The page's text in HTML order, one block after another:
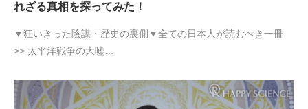
れざる真相を探ってみた！
▼狂いきった陰謀・歴史の裏側▼全ての日本人が読むべき一冊
>> 太平洋戦争の大嘘…